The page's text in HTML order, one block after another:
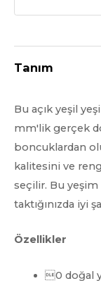
Kolye
miktar
Tanım
Bu açık yeşil
mm'lik gerçek
boncuklardan
kalitesini ve
seçilir. Bu yeşim
taktığınızda iyi
Özellikler
0 doğal